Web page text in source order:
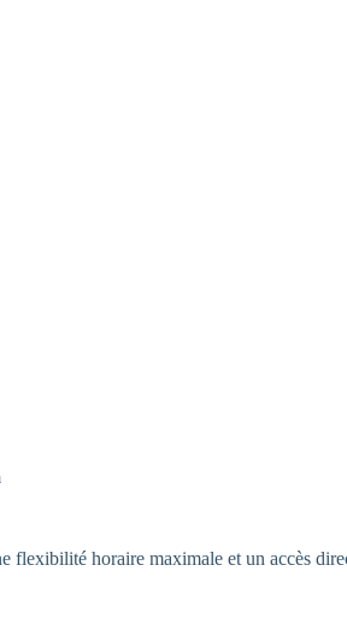
flexibilité horaire maximale et un accès